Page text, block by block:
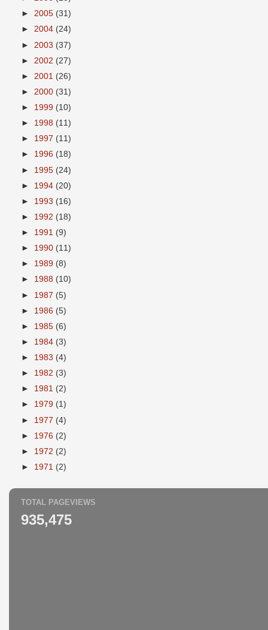
► 2005 (31)
► 2004 (24)
► 2003 (37)
► 2002 (27)
► 2001 (26)
► 2000 (31)
► 1999 (10)
► 1998 (11)
► 1997 (11)
► 1996 (18)
► 1995 (24)
► 1994 (20)
► 1993 (16)
► 1992 (18)
► 1991 (9)
► 1990 (11)
► 1989 (8)
► 1988 (10)
► 1987 (5)
► 1986 (5)
► 1985 (6)
► 1984 (3)
► 1983 (4)
► 1982 (3)
► 1981 (2)
► 1979 (1)
► 1977 (4)
► 1976 (2)
► 1972 (2)
► 1971 (2)
TOTAL PAGEVIEWS
935,475